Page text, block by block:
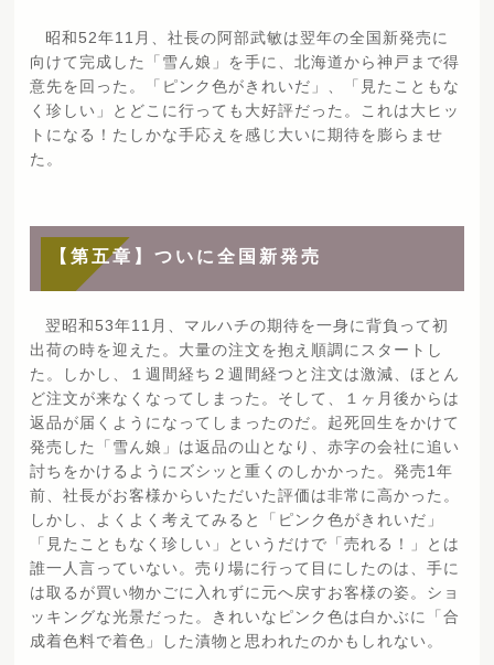
昭和52年11月、社長の阿部武敏は翌年の全国新発売に
向けて完成した「雪ん娘」を手に、北海道から神戸まで得
意先を回った。「ピンク色がきれいだ」、「見たこともな
く珍しい」とどこに行っても大好評だった。これは大ヒッ
トになる！たしかな手応えを感じ大いに期待を膨らませ
た。
【第五章】ついに全国新発売
翌昭和53年11月、マルハチの期待を一身に背負って初
出荷の時を迎えた。大量の注文を抱え順調にスタートし
た。しかし、１週間経ち２週間経つと注文は激減、ほとん
ど注文が来なくなってしまった。そして、１ヶ月後からは
返品が届くようになってしまったのだ。起死回生をかけて
発売した「雪ん娘」は返品の山となり、赤字の会社に追い
討ちをかけるようにズシッと重くのしかかった。発売1年
前、社長がお客様からいただいた評価は非常に高かった。
しかし、よくよく考えてみると「ピンク色がきれいだ」
「見たこともなく珍しい」というだけで「売れる！」とは
誰一人言っていない。売り場に行って目にしたのは、手に
は取るが買い物かごに入れずに元へ戻すお客様の姿。ショ
ッキングな光景だった。きれいなピンク色は白かぶに「合
成着色料で着色」した漬物と思われたのかもしれない。